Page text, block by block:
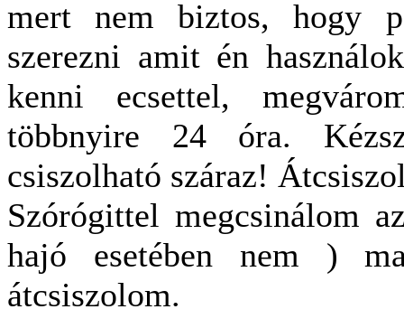
mert nem biztos, hogy
szerezni amit én
kenni ecsettel,
többnyire 24 óra.
csiszolható száraz!
Szórógittel megcsinálom
hajó esetében nem )
átcsiszolom.